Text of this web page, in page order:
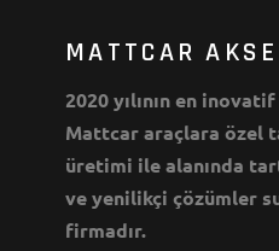
MATTCAR
2020 yılının en
Mattcar araçlara özel
üretimi ile alanında
ve yenilikçi çözümler
firmadır.